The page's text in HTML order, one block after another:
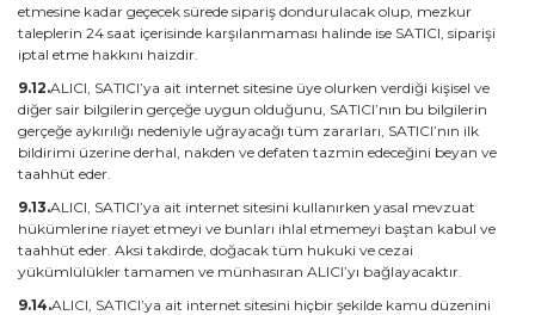
etmesine kadar geçecek sürede sipariş dondurulacak olup, mezkur
taleplerin 24 saat içerisinde karşılanmaması halinde ise SATICI, siparişi
iptal etme hakkını haizdir.
9.12.ALICI, SATICI’ya ait internet sitesine üye olurken verdiği kişisel ve
diğer sair bilgilerin gerçeğe uygun olduğunu, SATICI’nın bu bilgilerin
gerçeğe aykırılığı nedeniyle uğrayacağı tüm zararları, SATICI’nın ilk
bildirimi üzerine derhal, nakden ve defaten tazmin edeceğini beyan ve
taahhüt eder.
9.13.ALICI, SATICI’ya ait internet sitesini kullanırken yasal mevzuat
hükümlerine riayet etmeyi ve bunları ihlal etmemeyi baştan kabul ve
taahhüt eder. Aksi takdirde, doğacak tüm hukuki ve cezai
yükümlülükler tamamen ve münhasıran ALICI’yı bağlayacaktır.
9.14.ALICI, SATICI’ya ait internet sitesini hiçbir şekilde kamu düzenini